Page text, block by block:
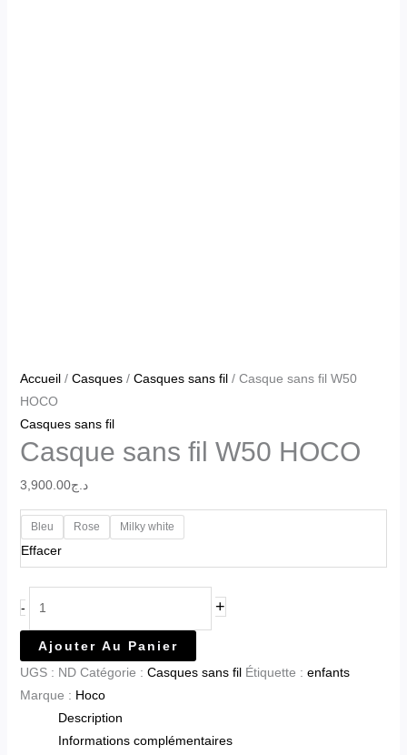
Accueil/ Casques/ Casques sans fil/ Casque sans fil W50
HOCO
Casques sans fil
Casque sans fil W50 HOCO
د.ج3,900.00
Bleu Rose Milky white
Effacer
- +
Ajouter Au Panier
UGS : ND Catégorie : Casques sans fil Étiquette : enfants
Marque : Hoco
Description
Informations complémentaires